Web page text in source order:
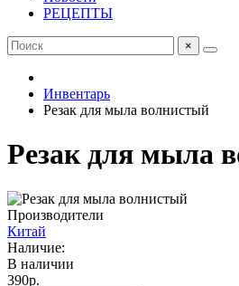
РЕЦЕПТЫ
×
Инвентарь
Резак для мыла волнистый
Резак для мыла
Производители
Китай
Наличие:
В наличии
390р.